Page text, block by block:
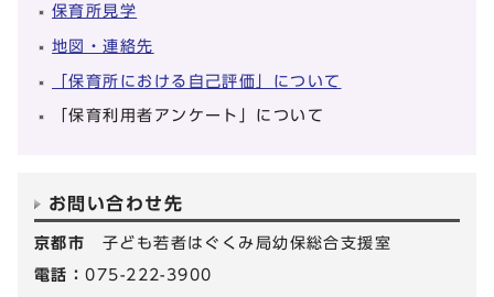
保育所見学
地図・連絡先
「保育所における自己評価」について
「保育利用者アンケート」について
お問い合わせ先
京都市 子ども若者はぐくみ局幼保総合支援室
電話：075-222-3900